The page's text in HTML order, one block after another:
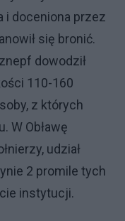
i doceniona przez
się bronić.
dowodził
110-160
z których
W Obławę
udział
2 promile tych
instytucji.